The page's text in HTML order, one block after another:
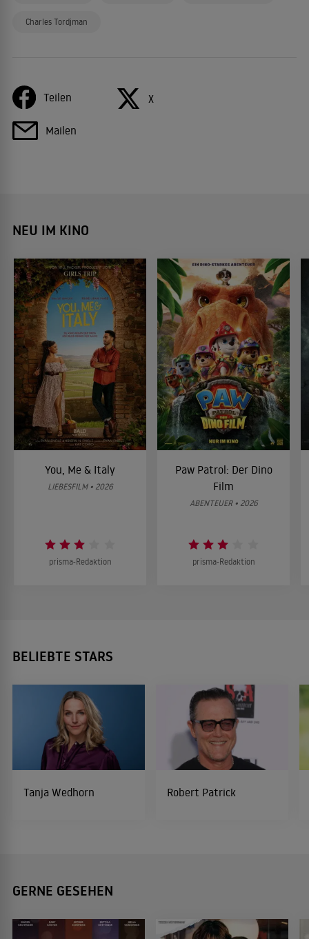
Charles Tordjman
Teilen X
Mailen
NEU IM KINO
You, Me & Italy
LIEBESFILM • 2026
prisma-Redaktion
Paw Patrol: Der Dino
Film
ABENTEUER • 2026
prisma-Redaktion
BELIEBTE STARS
Tanja Wedhorn Robert Patrick
GERNE GESEHEN